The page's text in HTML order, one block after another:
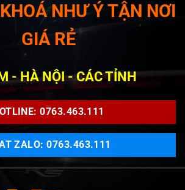
NHƯ Ý TẬN NƠI
GIÁ RẺ
- HÀ NỘI - CÁC TỈNH
0763.463.111
ZALO: 0763.463.111